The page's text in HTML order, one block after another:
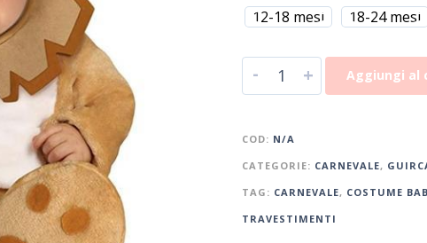
12-18 mesi 18-24 mesi
- + Aggiungi al
COD: N/A
CATEGORIE: CARNEVALE,
TAG: CARNEVALE, COSTUME
TRAVESTIMENTI